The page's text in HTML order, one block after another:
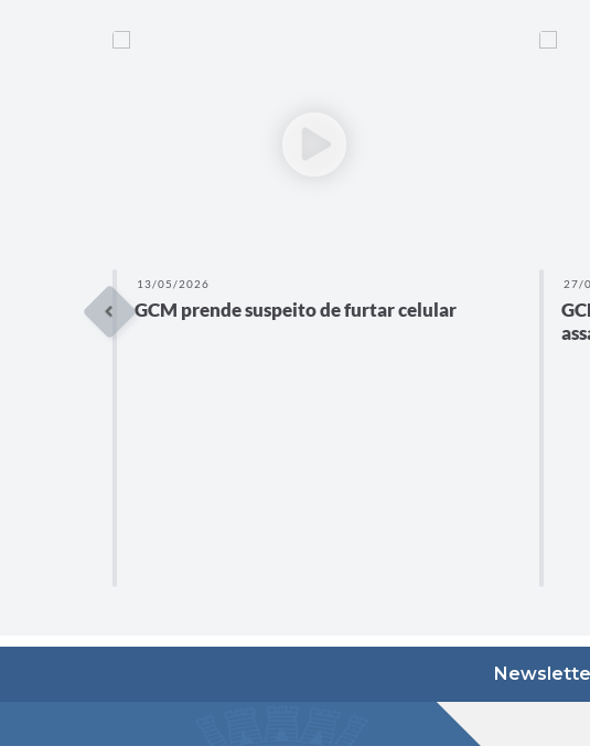
13/05/2026
GCM prende suspeito de furtar celular
27/